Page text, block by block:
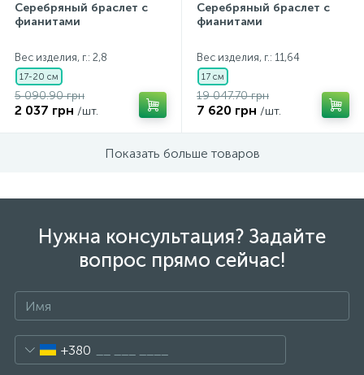
Серебряный браслет с
фианитами
Вес изделия, г.: 2,8
17-20 см
5 090.90 грн
2 037 грн /шт.
Серебряный браслет с
фианитами
Вес изделия, г.: 11,64
17 см
19 047.70 грн
7 620 грн /шт.
Показать больше товаров
Нужна консультация? Задайте
вопрос прямо сейчас!
+380